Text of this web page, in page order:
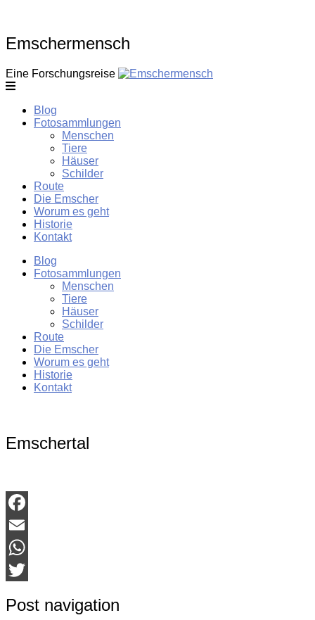
content
Emschermensch
Eine Forschungsreise
Blog
Fotosammlungen
Menschen
Tiere
Häuser
Schilder
Route
Die Emscher
Worum es geht
Historie
Kontakt
Blog
Fotosammlungen
Menschen
Tiere
Häuser
Schilder
Route
Die Emscher
Worum es geht
Historie
Kontakt
Emschertal
Facebook
Email
WhatsApp
Post navigation